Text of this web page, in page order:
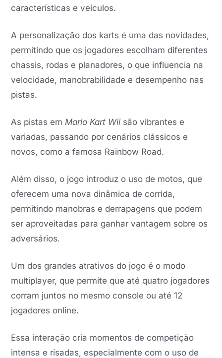
características e veículos.
A personalização dos karts é uma das novidades,
permitindo que os jogadores escolham diferentes
chassis, rodas e planadores, o que influencia na
velocidade, manobrabilidade e desempenho nas
pistas.
As pistas em Mario Kart Wiisão vibrantes e
variadas, passando por cenários clássicos e
novos, como a famosa Rainbow Road.
Além disso, o jogo introduz o uso de motos, que
oferecem uma nova dinâmica de corrida,
permitindo manobras e derrapagens que podem
ser aproveitadas para ganhar vantagem sobre os
adversários.
Um dos grandes atrativos do jogo é o modo
multiplayer, que permite que até quatro jogadores
corram juntos no mesmo console ou até 12
jogadores online.
Essa interação cria momentos de competição
intensa e risadas, especialmente com o uso de